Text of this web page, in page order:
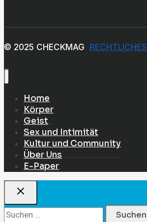
© 2025 CHECKMAG RECHTLICHES
Home
Körper
Geist
Sex und Intimität
Kultur und Community
Über Uns
E-Paper
Suchen